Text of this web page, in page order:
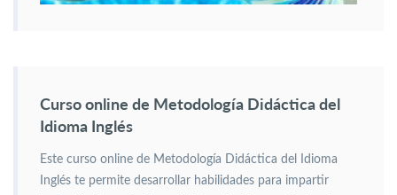
Curso online de Metodología Didáctica del
Idioma Inglés
Este curso online de Metodología Didáctica del Idioma
Inglés te permite desarrollar habilidades para impartir